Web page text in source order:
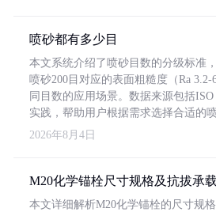
喷砂都有多少目
本文系统介绍了喷砂目数的分级标准
喷砂200目对应的表面粗糙度（Ra
同目数的应用场景。数据来源包括
实践，帮助用户根据需求选择合适的喷
2026年8月4日
M20化学锚栓尺寸规格及抗拔承
本文详细解析M20化学锚栓的尺寸规